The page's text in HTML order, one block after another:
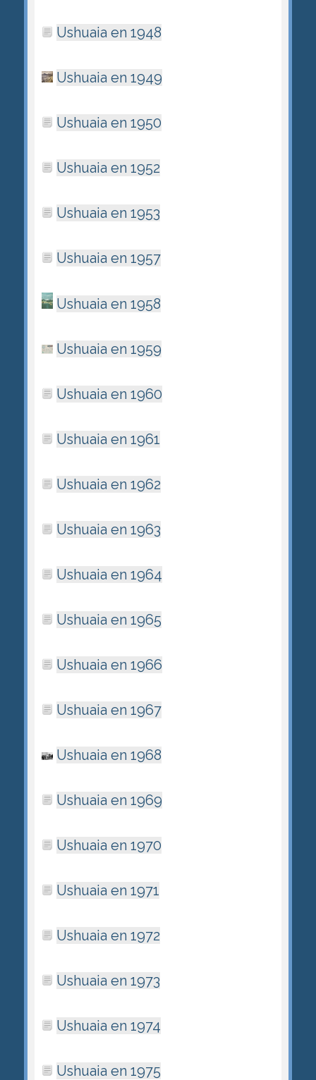
Ushuaia en 1948
Ushuaia en 1949
Ushuaia en 1950
Ushuaia en 1952
Ushuaia en 1953
Ushuaia en 1957
Ushuaia en 1958
Ushuaia en 1959
Ushuaia en 1960
Ushuaia en 1961
Ushuaia en 1962
Ushuaia en 1963
Ushuaia en 1964
Ushuaia en 1965
Ushuaia en 1966
Ushuaia en 1967
Ushuaia en 1968
Ushuaia en 1969
Ushuaia en 1970
Ushuaia en 1971
Ushuaia en 1972
Ushuaia en 1973
Ushuaia en 1974
Ushuaia en 1975